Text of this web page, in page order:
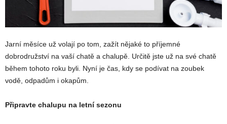
Jarní měsíce už volají po tom, zažít nějaké to příjemné
dobrodružství na vaší chatě a chalupě. Určitě jste už na své chatě
během tohoto roku byli. Nyní je čas, kdy se podívat na zoubek
vodě, odpadům i okapům.
Připravte chalupu na letní sezonu